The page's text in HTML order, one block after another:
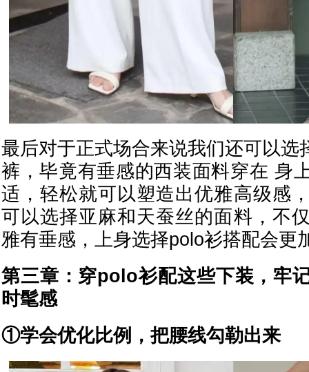
最后对于正式场合来说我们还可以选
裤，毕竟有垂感的西装面料穿在 身
适，轻松就可以塑造出优雅高级感
可以选择亚麻和天蚕丝的面料，不
雅有垂感，上身选择polo衫搭配会更
第三章：穿polo衫配这些下装，牢
时髦感
①学会优化比例，把腰线勾勒出来